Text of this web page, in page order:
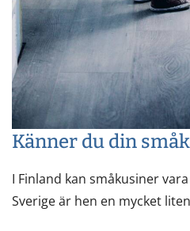
Känner du din
I Finland kan småkusiner
Sverige är hen en mycket